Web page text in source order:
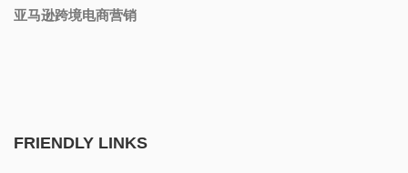
亚马逊跨境电商营销
FRIENDLY LINKS